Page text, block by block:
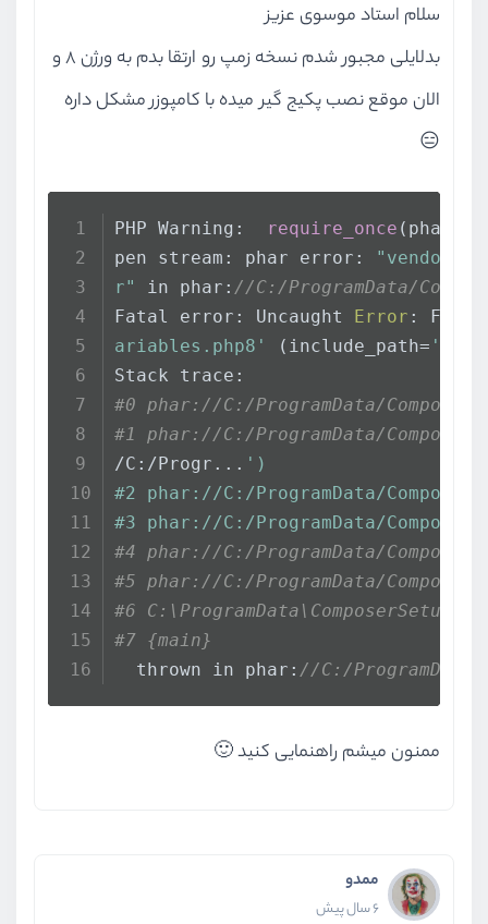
سلام استاد موسوی عزیز
بدلایلی مجبور شدم نسخه زمپ رو ارتقا بدم به ورژن 8 و
الان موقع نصب پکیج گیر میده با کامپوزر مشکل داره
😑
PHP Warning: require_once (phar:
pen stream: phar error:
"vendor/
r"
in phar: //C:/ProgramData/
Fatal error: Uncaught Error :
ariables.php8'
(include_path=
Stack trace:
#0 phar://C:/ProgramData/
#1 phar://C:/ProgramData/
/C:/Progr... ')
#2 phar://C:/ProgramData/
#3 phar://C:/ProgramData/
#4 phar://C:/ProgramData/
#5 phar://C:/ProgramData/
#6
#7 {main}
  thrown in phar:
//C:/
ممنون میشم راهنمایی کنید 🙂
ممدو
6 سال پیش